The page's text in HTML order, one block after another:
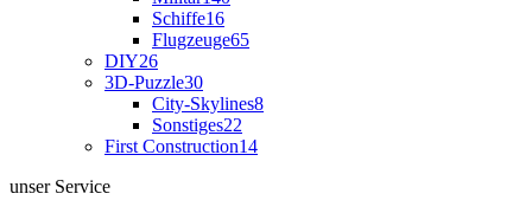
Schiffe16
Flugzeuge65
DIY26
3D-Puzzle30
City-Skylines8
Sonstiges22
First Construction14
unser Service